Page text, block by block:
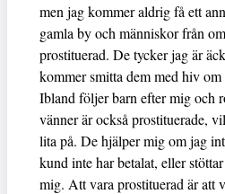
men jag kommer aldrig få ett
gamla by och människor från
prostituerad. De tycker jag är
kommer smitta dem med hiv
Ibland följer barn efter mig och
vänner är också prostituerade,
lita på. De hjälper mig om jag
kund inte har betalat, eller
mig. Att vara prostituerad är att